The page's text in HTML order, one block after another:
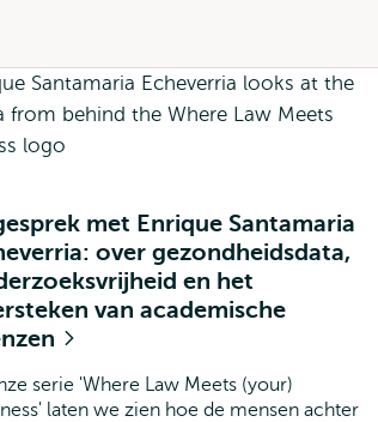
met Enrique Santamaria
over gezondheidsdata,
en het
van academische
serie 'Where Law Meets (your)
laten we zien hoe de mensen achter